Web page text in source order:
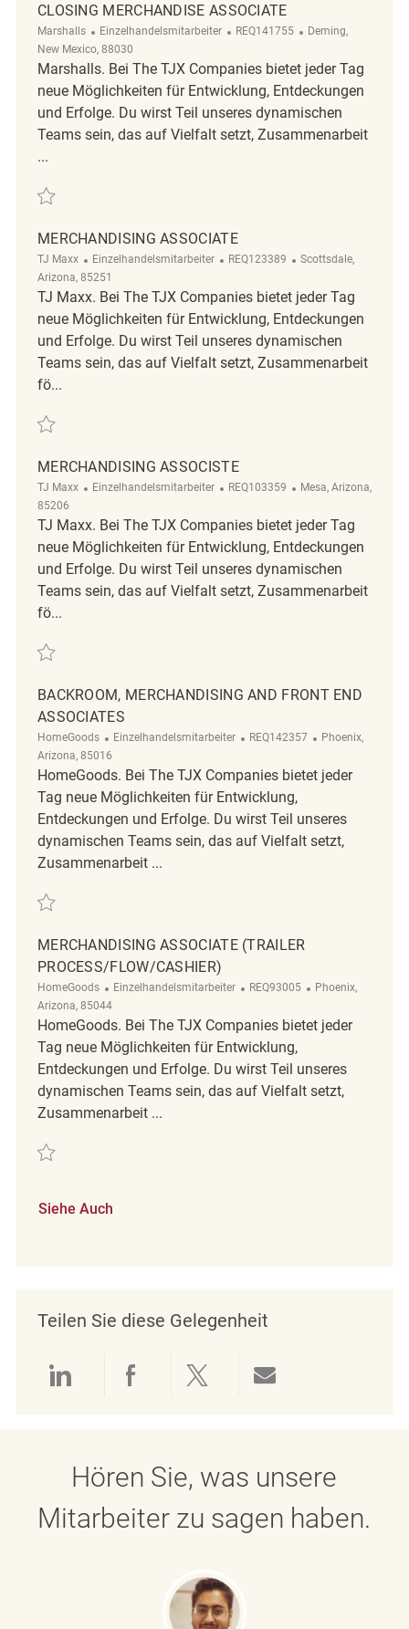
CLOSING MERCHANDISE ASSOCIATE
Marshalls Kategorie
Einzelhandelsmitarbeiter ReqId
REQ141755 Ort
Deming,
New Mexico, 88030
Marshalls. Bei The TJX Companies bietet jeder Tag
neue Möglichkeiten für Entwicklung, Entdeckungen
und Erfolge. Du wirst Teil unseres dynamischen
Teams sein, das auf Vielfalt setzt, Zusammenarbeit
...
Retten Closing Merchandise Associate REQ141755
MERCHANDISING ASSOCIATE
TJ Maxx Kategorie
Einzelhandelsmitarbeiter ReqId
REQ123389 Ort
Scottsdale,
Arizona, 85251
TJ Maxx. Bei The TJX Companies bietet jeder Tag
neue Möglichkeiten für Entwicklung, Entdeckungen
und Erfolge. Du wirst Teil unseres dynamischen
Teams sein, das auf Vielfalt setzt, Zusammenarbeit
fö...
Retten merchandising associate REQ123389
MERCHANDISING ASSOCISTE
TJ Maxx Kategorie
Einzelhandelsmitarbeiter ReqId
REQ103359 Ort
Mesa, Arizona,
85206
TJ Maxx. Bei The TJX Companies bietet jeder Tag
neue Möglichkeiten für Entwicklung, Entdeckungen
und Erfolge. Du wirst Teil unseres dynamischen
Teams sein, das auf Vielfalt setzt, Zusammenarbeit
fö...
Retten merchandising associste REQ103359
BACKROOM, MERCHANDISING AND FRONT END
ASSOCIATES
HomeGoods Kategorie
Einzelhandelsmitarbeiter ReqId
REQ142357 Ort
Phoenix,
Arizona, 85016
HomeGoods. Bei The TJX Companies bietet jeder
Tag neue Möglichkeiten für Entwicklung,
Entdeckungen und Erfolge. Du wirst Teil unseres
dynamischen Teams sein, das auf Vielfalt setzt,
Zusammenarbeit ...
Retten Backroom, Merchandising and Front End Associates REQ142357
MERCHANDISING ASSOCIATE (TRAILER
PROCESS/FLOW/CASHIER)
HomeGoods Kategorie
Einzelhandelsmitarbeiter ReqId
REQ93005 Ort
Phoenix,
Arizona, 85044
HomeGoods. Bei The TJX Companies bietet jeder
Tag neue Möglichkeiten für Entwicklung,
Entdeckungen und Erfolge. Du wirst Teil unseres
dynamischen Teams sein, das auf Vielfalt setzt,
Zusammenarbeit ...
Retten Merchandising Associate (Trailer Process/Flow/Cashier)
Siehe Auch
Teilen Sie diese Gelegenheit
Über LinkedIn teilen
Über Facebook teilen
Über Twitter teilen
Hören Sie, was unsere
Mitarbeiter zu sagen haben.